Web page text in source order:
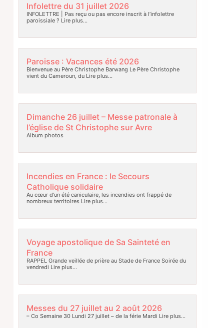
Infolettre du 31 juillet 2026
INFOLETTRE | Pas reçu ou pas encore inscrit à l’infolettre
paroissiale ? Lire plus…
Paroisse : Vacances été 2026
Bienvenue au Père Christophe Barwang Le Père Christophe
vient du Cameroun, duLire plus…
Dimanche 26 juillet – Messe patronale à
l’église de St Christophe sur Avre
Album photos
Incendies en France : le Secours
Catholique solidaire
Au cœur d’un été caniculaire, les incendies ont frappé de
nombreux territoires Lire plus…
Voyage apostolique de Sa Sainteté en
France
RAPPEL Grande veillée de prière au Stade de France Soirée du
vendredi Lire plus…
Messes du 27 juillet au 2 août 2026
– Co Semaine 30 Lundi 27 juillet – de la férie Mardi Lire plus…